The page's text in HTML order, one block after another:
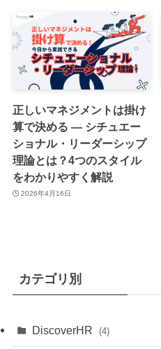
正しいマネジメントは掛け
算で決める ― シチュエー
ショナル・リーダーシップ
理論とは？4つのスタイル
をわかりやすく解説
2026年4月16日
カテゴリ別
DiscoverHR (4)